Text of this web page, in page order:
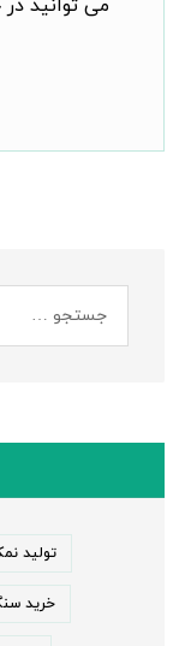
می توانید
تولید
خرید